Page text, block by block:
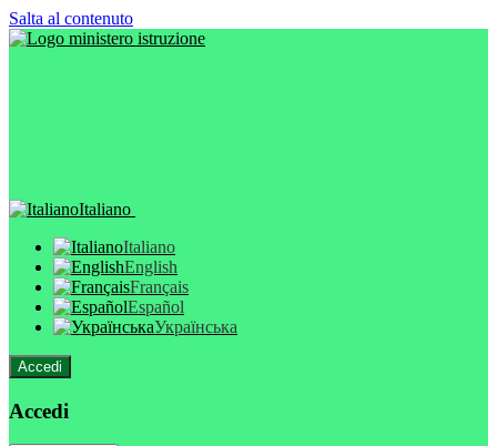
Salta al contenuto
Italiano
Italiano
English
Français
Español
Українська
Accedi
Accedi